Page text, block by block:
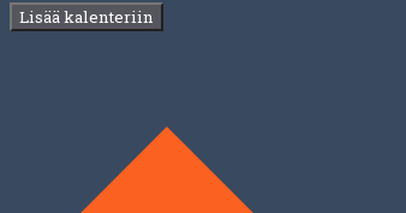
Lisää kalenteriin